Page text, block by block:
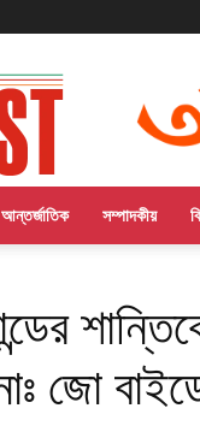
আন্তর্জাতিক সম্পাদকীয়
শান্তিকে
জো